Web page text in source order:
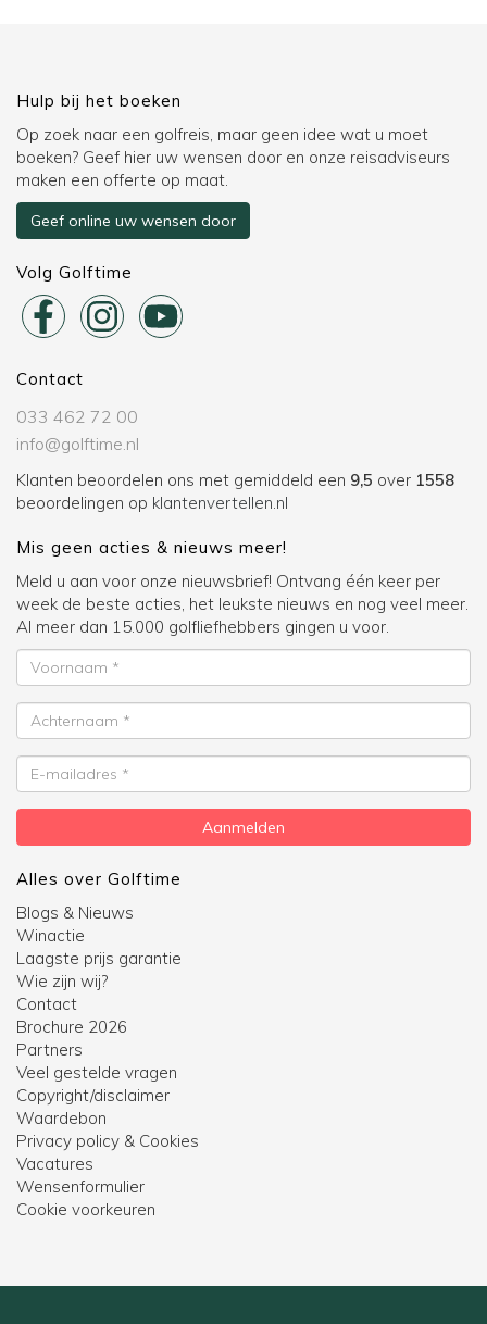
Hulp bij het boeken
Op zoek naar een golfreis, maar geen idee wat u moet
boeken? Geef hier uw wensen door en onze reisadviseurs
maken een offerte op maat.
Geef online uw wensen door
Volg Golftime
Contact
033 462 72 00
info@golftime.nl
Klanten beoordelen ons met gemiddeld een 9,5 over 1558
beoordelingen op klantenvertellen.nl
Mis geen acties & nieuws meer!
Meld u aan voor onze nieuwsbrief! Ontvang één keer per
week de beste acties, het leukste nieuws en nog veel meer.
Al meer dan 15.000 golfliefhebbers gingen u voor.
Voornaam
Achternaam
E-
mailadres
Aanmelden
Alles over Golftime
Blogs & Nieuws
Winactie
Laagste prijs garantie
Wie zijn wij?
Contact
Brochure 2026
Partners
Veel gestelde vragen
Copyright/disclaimer
Waardebon
Privacy policy & Cookies
Vacatures
Wensenformulier
Cookie voorkeuren